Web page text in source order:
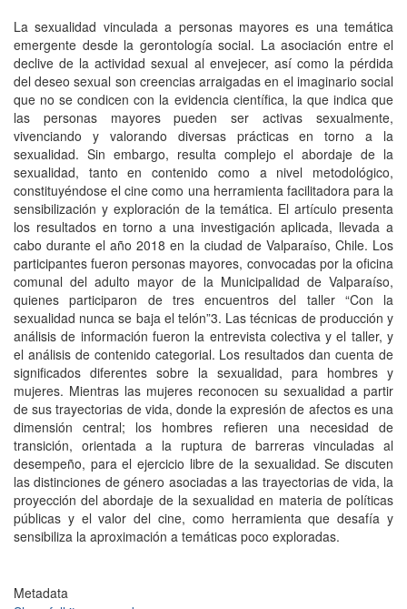
La sexualidad vinculada a personas mayores es una temática
emergente desde la gerontología social. La asociación entre el
declive de la actividad sexual al envejecer, así como la pérdida
del deseo sexual son creencias arraigadas en el imaginario social
que no se condicen con la evidencia científica, la que indica que
las personas mayores pueden ser activas sexualmente,
vivenciando y valorando diversas prácticas en torno a la
sexualidad. Sin embargo, resulta complejo el abordaje de la
sexualidad, tanto en contenido como a nivel metodológico,
constituyéndose el cine como una herramienta facilitadora para la
sensibilización y exploración de la temática. El artículo presenta
los resultados en torno a una investigación aplicada, llevada a
cabo durante el año 2018 en la ciudad de Valparaíso, Chile. Los
participantes fueron personas mayores, convocadas por la oficina
comunal del adulto mayor de la Municipalidad de Valparaíso,
quienes participaron de tres encuentros del taller “Con la
sexualidad nunca se baja el telón”3. Las técnicas de producción y
análisis de información fueron la entrevista colectiva y el taller, y
el análisis de contenido categorial. Los resultados dan cuenta de
significados diferentes sobre la sexualidad, para hombres y
mujeres. Mientras las mujeres reconocen su sexualidad a partir
de sus trayectorias de vida, donde la expresión de afectos es una
dimensión central; los hombres refieren una necesidad de
transición, orientada a la ruptura de barreras vinculadas al
desempeño, para el ejercicio libre de la sexualidad. Se discuten
las distinciones de género asociadas a las trayectorias de vida, la
proyección del abordaje de la sexualidad en materia de políticas
públicas y el valor del cine, como herramienta que desafía y
sensibiliza la aproximación a temáticas poco exploradas.
Metadata